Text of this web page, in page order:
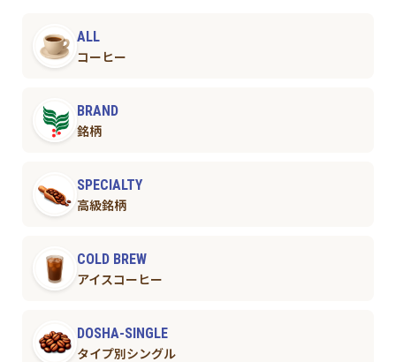
ALL
コーヒー
BRAND
銘柄
SPECIALTY
高級銘柄
COLD BREW
アイスコーヒー
DOSHA-SINGLE
タイプ別シングル